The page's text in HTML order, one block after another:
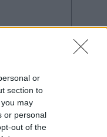
or
section to
may
or personal
out of the